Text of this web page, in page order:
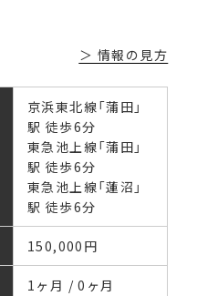
情報の見方
京浜東北線「蒲田」
駅 徒歩6分
東急池上線「蒲田」
駅 徒歩6分
東急池上線「蓮沼」
駅 徒歩6分
150,000円
1ヶ月 / 0ヶ月